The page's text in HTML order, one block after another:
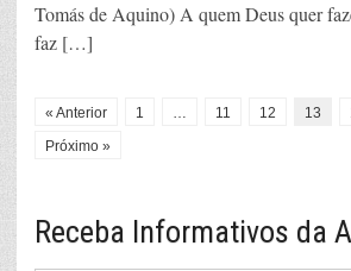
Tomás de Aquino) A quem Deus quer
faz […]
« Anterior 1 … 11 12 13
Próximo »
Receba Informativos da